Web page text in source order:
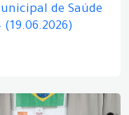
de Saúde